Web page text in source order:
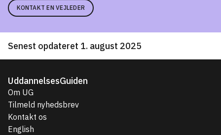
KONTAKT EN VEJLEDER
Senest opdateret 1. august 2025
UddannelsesGuiden
Om UG
Tilmeld nyhedsbrev
Kontakt os
English